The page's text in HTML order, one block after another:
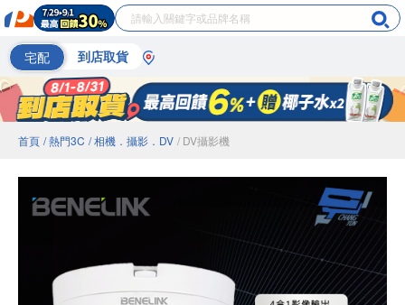
宅配 到店取貨
首頁 / 熱門3C / 相機．攝影．DV / DV攝影機